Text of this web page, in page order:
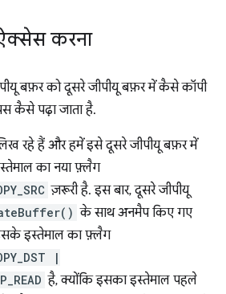
करना
बफ़र को दूसरे जीपीयू बफ़र में कैसे कॉपी
कैसे पढ़ा जाता है.
रहे हैं और हमें इसे दूसरे जीपीयू बफ़र में
का नया फ़्लैग
ज़रूरी है. इस बार, दूसरे जीपीयू
के साथ अनमैप किए गए
इस्तेमाल का फ़्लैग
|
है, क्योंकि इसका इस्तेमाल पहले